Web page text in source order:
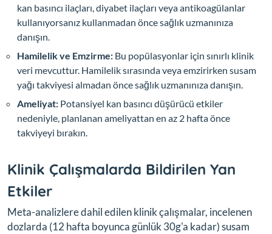
kan basıncı ilaçları, diyabet ilaçları veya antikoagülanlar
kullanıyorsanız kullanmadan önce sağlık uzmanınıza
danışın.
Hamilelik ve Emzirme: Bu popülasyonlar için sınırlı klinik
veri mevcuttur. Hamilelik sırasında veya emzirirken susam
yağı takviyesi almadan önce sağlık uzmanınıza danışın.
Ameliyat: Potansiyel kan basıncı düşürücü etkiler
nedeniyle, planlanan ameliyattan en az 2 hafta önce
takviyeyi bırakın.
Klinik Çalışmalarda Bildirilen Yan
Etkiler
Meta-analizlere dahil edilen klinik çalışmalar, incelenen
dozlarda (12 hafta boyunca günlük 30g'a kadar) susam